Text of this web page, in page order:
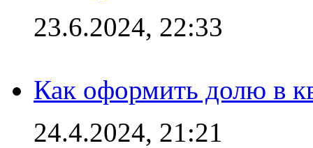
23.6.2024, 22:33
Как оформить долю в
24.4.2024, 21:21